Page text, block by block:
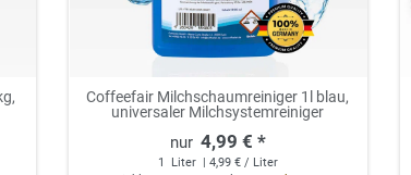
Coffeefair Milchschaumreiniger 1l blau,
universaler Milchsystemreiniger
4,99 € *
1 Liter | 4,99 € / Liter